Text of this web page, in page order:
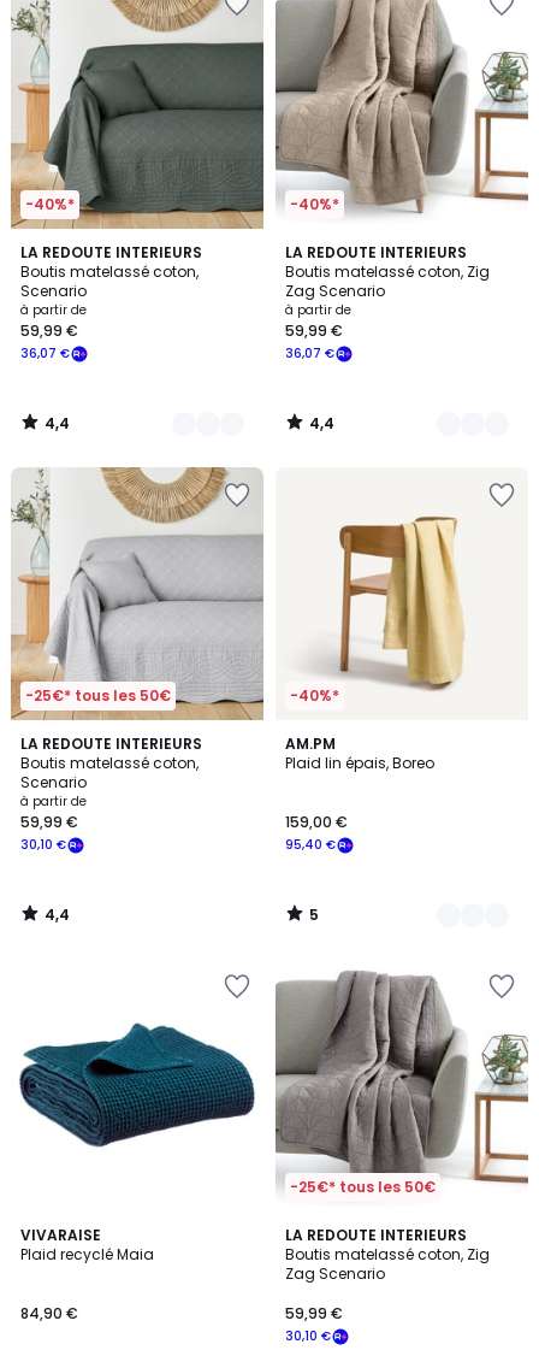
-40%*
LA REDOUTE INTERIEURS
Boutis matelassé coton,
Scenario
à partir de
36,07 €
59,99 €
4,4
/ 5
9
Couleurs
4,4
/
-40%*
LA REDOUTE INTERIEURS
Boutis matelassé coton, Zig
Zag Scenario
à partir de
36,07 €
59,99 €
4,4
/ 5
9
Couleurs
4,4
/
-25€* tous les 50€
LA REDOUTE INTERIEURS
Boutis matelassé coton,
Scenario
à partir de
30,10 €
59,99 €
4,4
/ 5
4,4
/
-40%*
AM.PM
Plaid lin épais, Boreo
95,40 €
159,00 €
5
/
7
Couleurs
5
/
VIVARAISE
Plaid recyclé Maia
84,90 €
22
Couleurs
-25€* tous les 50€
LA REDOUTE INTERIEURS
Boutis matelassé coton, Zig
Zag Scenario
30,10 €
59,99 €
4,4
/ 5
2
Couleurs